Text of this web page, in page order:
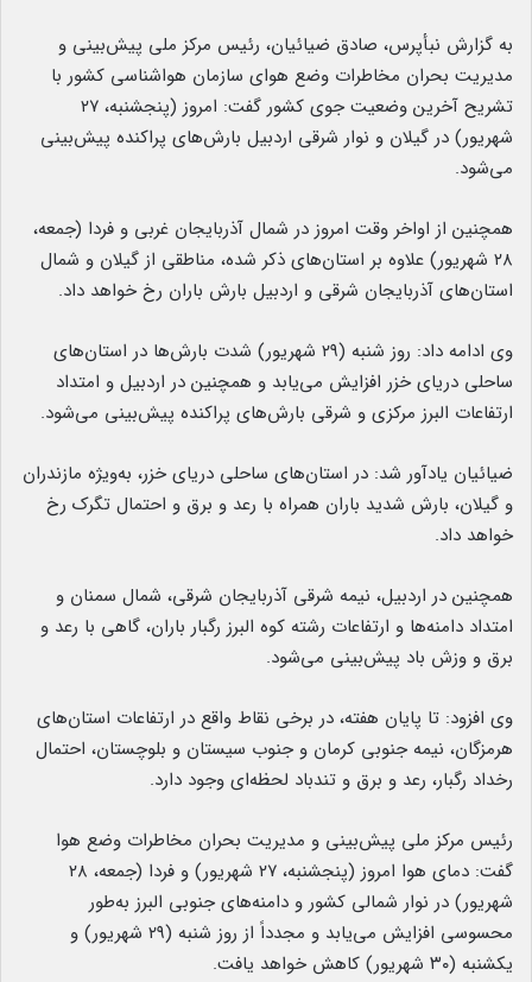
به گزارش نبأپرس، صادق ضیائیان، رئیس مرکز ملی پیش‌بینی و
مدیریت بحران مخاطرات وضع هوای سازمان هواشناسی کشور با
تشریح آخرین وضعیت جوی کشور گفت: امروز (پنجشنبه، ۲۷
شهریور) در گیلان و نوار شرقی اردبیل بارش‌های پراکنده پیش‌بینی
می‌شود.
همچنین از اواخر وقت امروز در شمال آذربایجان غربی و فردا (جمعه،
۲۸ شهریور) علاوه بر استان‌های ذکر شده، مناطقی از گیلان و شمال
استان‌های آذربایجان شرقی و اردبیل بارش باران رخ خواهد داد.
وی ادامه داد: روز شنبه (۲۹ شهریور) شدت بارش‌ها در استان‌های
ساحلی دریای خزر افزایش می‌یابد و همچنین در اردبیل و امتداد
ارتفاعات البرز مرکزی و شرقی بارش‌های پراکنده پیش‌بینی می‌شود.
ضیائیان یادآور شد: در استان‌های ساحلی دریای خزر، به‌ویژه مازندران
و گیلان، بارش شدید باران همراه با رعد و برق و احتمال تگرک رخ
خواهد داد.
همچنین در اردبیل، نیمه شرقی آذربایجان شرقی، شمال سمنان و
امتداد دامنه‌ها و ارتفاعات رشته کوه البرز رگبار باران، گاهی با رعد و
برق و وزش باد پیش‌بینی می‌شود.
وی افزود: تا پایان هفته، در برخی نقاط واقع در ارتفاعات استان‌های
هرمزگان، نیمه جنوبی کرمان و جنوب سیستان و بلوچستان، احتمال
رخداد رگبار، رعد و برق و تندباد لحظه‌ای وجود دارد.
رئیس مرکز ملی پیش‌بینی و مدیریت بحران مخاطرات وضع هوا
گفت: دمای هوا امروز (پنجشنبه، ۲۷ شهریور) و فردا (جمعه، ۲۸
شهریور) در نوار شمالی کشور و دامنه‌های جنوبی البرز به‌طور
محسوسی افزایش می‌یابد و مجدداً از روز شنبه (۲۹ شهریور) و
یکشنبه (۳۰ شهریور) کاهش خواهد یافت.